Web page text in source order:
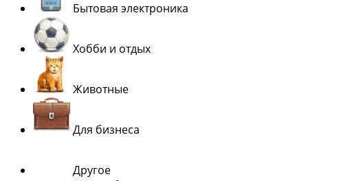
Бытовая электроника
Хобби и отдых
Животные
Для бизнеса
Другое